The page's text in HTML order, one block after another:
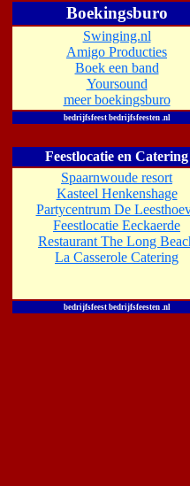
Boekingsburo
Swinging.nl
Amigo Producties
Boek een band
Yoursound
meer boekingsburo
bedrijfsfeest bedrijfsfeesten .nl
Feestlocatie en Catering
Spaarnwoude resort
Kasteel Henkenshage
Partycentrum De
Feestlocatie Eeckaerde
Restaurant The Long
La Casserole Catering
bedrijfsfeest bedrijfsfeesten .nl